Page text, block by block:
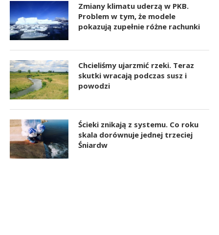
Zmiany klimatu uderzą w PKB.
Problem w tym, że modele
pokazują zupełnie różne rachunki
Chcieliśmy ujarzmić rzeki. Teraz
skutki wracają podczas susz i
powodzi
Ścieki znikają z systemu. Co roku
skala dorównuje jednej trzeciej
Śniardw